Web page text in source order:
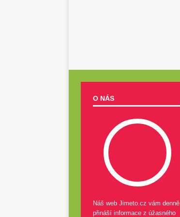
O NÁS
Náš web Jimeto.cz vám denně
přináší informace z úžasného